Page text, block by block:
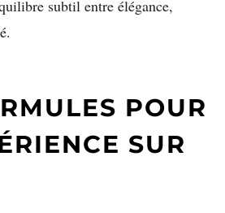
subtil entre élégance,
POUR
SUR